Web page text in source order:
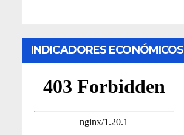
INDICADORES ECONÓMICOS